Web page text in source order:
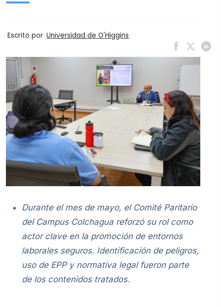
Escrito por Universidad de O'Higgins
Durante el mes de mayo, el Comité Paritario
del Campus Colchagua reforzó su rol como
actor clave en la promoción de entornos
laborales seguros. Identificación de peligros,
uso de EPP y normativa legal fueron parte
de los contenidos tratados.